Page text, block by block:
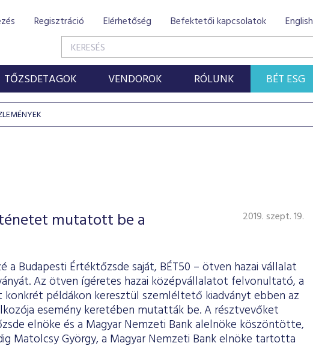
Regisztráció Elérhetőség Befektetői kapcsolatok English
TŐZSDETAGOK VENDOROK RÓLUNK BÉT ESG
mutatott be a
2019. szept. 19.
Budapesti Értéktőzsde saját, BÉT50 – ötven hazai vállalat
Az ötven ígéretes hazai középvállalatot felvonultató, a
példákon keresztül szemléltető kiadványt ebben az
esemény keretében mutatták be. A résztvevőket
elnöke és a Magyar Nemzeti Bank alelnöke köszöntötte,
Matolcsy György, a Magyar Nemzeti Bank elnöke tartotta